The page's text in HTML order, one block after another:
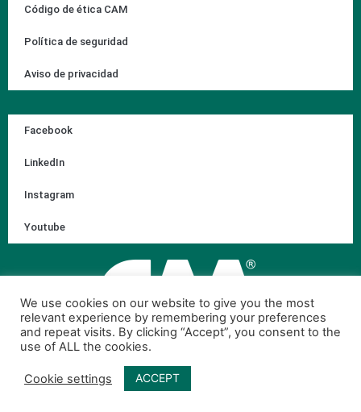
Código de ética CAM
Política de seguridad
Aviso de privacidad
Facebook
LinkedIn
Instagram
Youtube
© 2026 Corporación Ambiental de México
We use cookies on our website to give you the most
relevant experience by remembering your preferences
and repeat visits. By clicking “Accept”, you consent to the
use of ALL the cookies.
Cookie settings ACCEPT